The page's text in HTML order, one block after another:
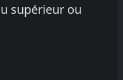
supérieur ou